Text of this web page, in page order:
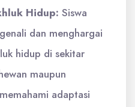
Hidup: Siswa
dan menghargai
hidup di sekitar
maupun
adaptasi